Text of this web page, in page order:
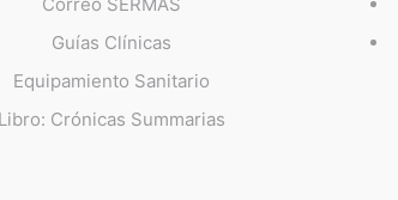
Guías Clínicas
Equipamiento Sanitario
Libro: Crónicas Summarias